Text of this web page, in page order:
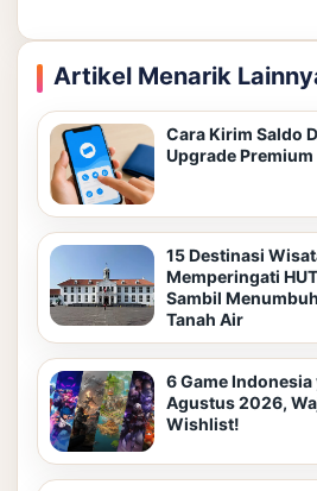
Artikel Menarik
Cara Kirim Saldo
Upgrade Premium
15 Destinasi
Memperingati
Sambil
Tanah Air
6 Game
Agustus 2026,
Wishlist!